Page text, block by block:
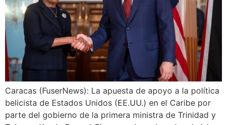
Caracas (FuserNews): La apuesta de apoyo a la política
belicista de Estados Unidos (EE.UU.) en el Caribe por
parte del gobierno de la primera ministra de Trinidad y